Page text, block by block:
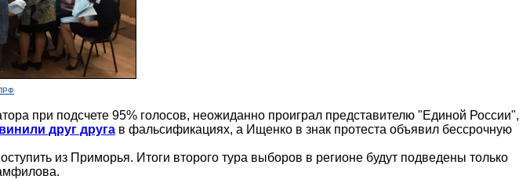
при подсчете 95% голосов, неожиданно проиграл представителю "Единой России",
друг друга в фальсификациях, а Ищенко в знак протеста объявил бессрочную
из Приморья. Итоги второго тура выборов в регионе будут подведены только